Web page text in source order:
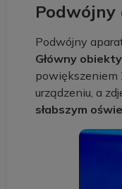
Podwójny
Podwójny
Główny
powiększeniem
urządzeniu, a
słabszym